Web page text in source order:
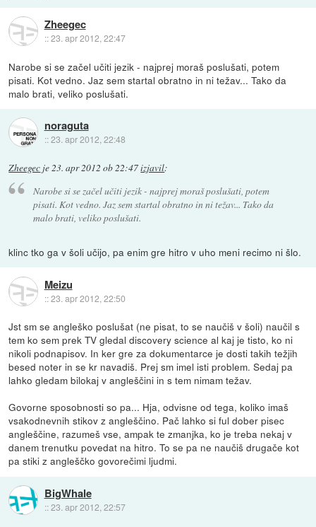
Zheegec
::23. apr 2012, 22:47
Narobe si se začel učiti jezik - najprej moraš poslušati, potem
pisati. Kot vedno. Jaz sem startal obratno in ni težav... Tako da
malo brati, veliko poslušati.
noraguta
::23. apr 2012, 22:48
Zheegec je23. apr 2012 ob 22:47izjavil:
Narobe si se začel učiti jezik - najprej moraš poslušati, potem
pisati. Kot vedno. Jaz sem startal obratno in ni težav... Tako da
malo brati, veliko poslušati.
klinc tko ga v šoli učijo, pa enim gre hitro v uho meni recimo ni šlo.
Meizu
::23. apr 2012, 22:50
Jst sm se angleško poslušat (ne pisat, to se naučiš v šoli) naučil s
tem ko sem prek TV gledal discovery science al kaj je tisto, ko ni
nikoli podnapisov. In ker gre za dokumentarce je dosti takih težjih
besed noter in se kr navadiš. Prej sm imel isti problem. Sedaj pa
lahko gledam bilokaj v angleščini in s tem nimam težav.
Govorne sposobnosti so pa... Hja, odvisne od tega, koliko imaš
vsakodnevnih stikov z angleščino. Pač lahko si ful dober pisec
angleščine, razumeš vse, ampak te zmanjka, ko je treba nekaj v
danem trenutku povedat na hitro. To se pa ne naučiš drugače kot
pa stiki z angleščko govorečimi ljudmi.
BigWhale
::23. apr 2012, 22:57